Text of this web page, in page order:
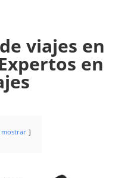
viajes en
en
mostrar